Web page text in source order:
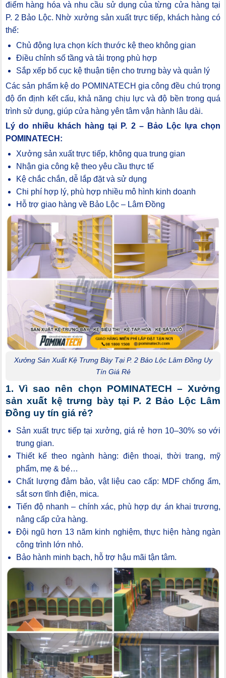
điểm hàng hóa và nhu cầu sử dụng của từng cửa hàng tại
P. 2 Bảo Lộc. Nhờ xưởng sản xuất trực tiếp, khách hàng có
thể:
Chủ động lựa chọn kích thước kệ theo không gian
Điều chỉnh số tầng và tải trọng phù hợp
Sắp xếp bố cục kệ thuận tiện cho trưng bày và quản lý
Các sản phẩm kệ do POMINATECH gia công đều chú trọng
độ ổn định kết cấu, khả năng chịu lực và độ bền trong quá
trình sử dụng, giúp cửa hàng yên tâm vận hành lâu dài.
Lý do nhiều khách hàng tại P. 2 – Bảo Lộc lựa chọn
POMINATECH:
Xưởng sản xuất trực tiếp, không qua trung gian
Nhận gia công kệ theo yêu cầu thực tế
Kệ chắc chắn, dễ lắp đặt và sử dụng
Chi phí hợp lý, phù hợp nhiều mô hình kinh doanh
Hỗ trợ giao hàng về Bảo Lộc – Lâm Đồng
Xưởng Sản Xuất Kệ Trưng Bày Tại P. 2 Bảo Lộc Lâm Đồng Uy
Tín Giá Rẻ
1. Vì sao nên chọn POMINATECH – Xưởng
sản xuất kệ trưng bày tại P. 2 Bảo Lộc Lâm
Đồng uy tín giá rẻ?
Sản xuất trực tiếp tại xưởng, giá rẻ hơn 10–30% so với
trung gian.
Thiết kế theo ngành hàng: điện thoại, thời trang, mỹ
phẩm, mẹ & bé…
Chất lượng đảm bảo, vật liệu cao cấp: MDF chống ẩm,
sắt sơn tĩnh điện, mica.
Tiến độ nhanh – chính xác, phù hợp dự án khai trương,
nâng cấp cửa hàng.
Đội ngũ hơn 13 năm kinh nghiệm, thực hiện hàng ngàn
công trình lớn nhỏ.
Bảo hành minh bạch, hỗ trợ hậu mãi tận tâm.